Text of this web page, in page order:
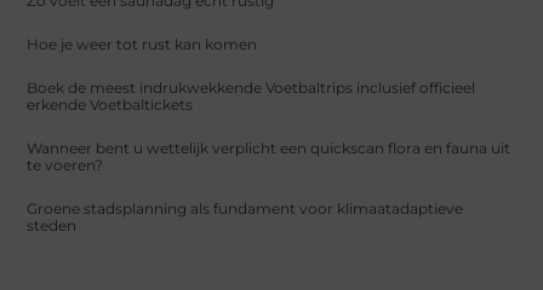
Hoe je weer tot rust kan komen
Boek de meest indrukwekkende Voetbaltrips inclusief officieel
erkende Voetbaltickets
Wanneer bent u wettelijk verplicht een quickscan flora en fauna uit
te voeren?
Groene stadsplanning als fundament voor klimaatadaptieve
steden